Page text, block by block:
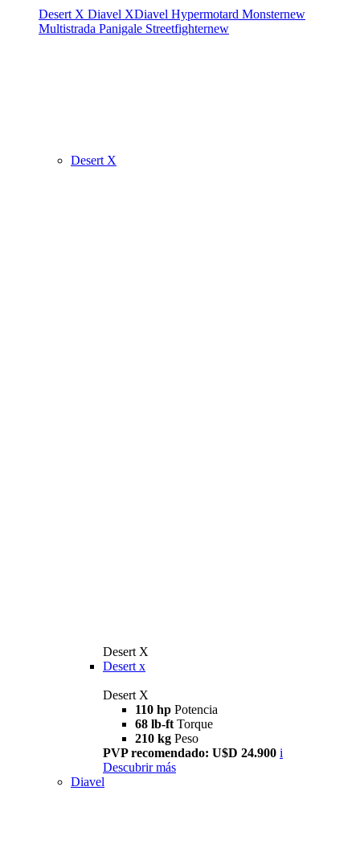
Desert X Diavel XDiavel Hypermotard Monsternew
Multistrada Panigale Streetfighternew
Desert X
Desert X
Desert x
Desert X
110 hp Potencia
68 lb-ft Torque
210 kg Peso
PVP recomendado: U$D 24.900 i
Descubrir más
Diavel